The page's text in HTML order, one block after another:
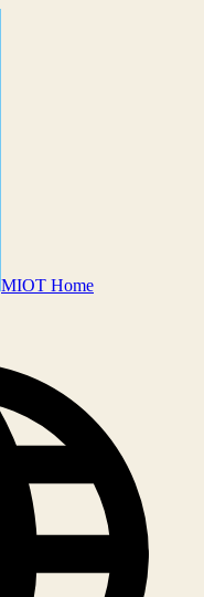
MIOT Home